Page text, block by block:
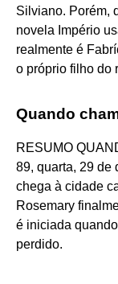
Silviano. Porém,
novela Império
realmente é
o próprio filho do
Quando
RESUMO
89, quarta, 29 de
chega à cidade
Rosemary
é iniciada
perdido.